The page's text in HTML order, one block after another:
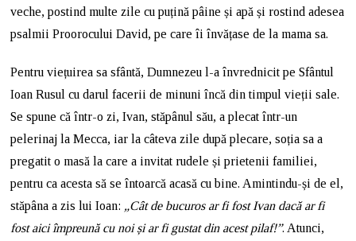
veche, postind multe zile cu puțină pâine și apă și rostind adesea
psalmii Proorocului David, pe care îi învățase de la mama sa.
Pentru viețuirea sa sfântă, Dumnezeu l-a învrednicit pe Sfântul
Ioan Rusul cu darul facerii de minuni încă din timpul vieții sale.
Se spune că într-o zi, Ivan, stăpânul său, a plecat într-un
pelerinaj la Mecca, iar la câteva zile după plecare, soția sa a
pregatit o masă la care a invitat rudele și prietenii familiei,
pentru ca acesta să se întoarcă acasă cu bine. Amintindu-și de el,
stăpâna a zis lui Ioan: „Cât de bucuros ar fi fost Ivan dacă ar fi
fost aici împreună cu noi și ar fi gustat din acest pilaf!”. Atunci,